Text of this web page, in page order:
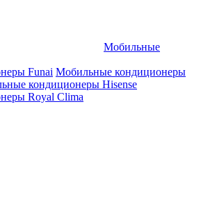
Мобильные
Funai Мобильные кондиционеры
кондиционеры Hisense
Royal Clima